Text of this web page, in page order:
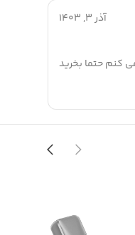
آذر 3, 1403
کنم حتما بخرید